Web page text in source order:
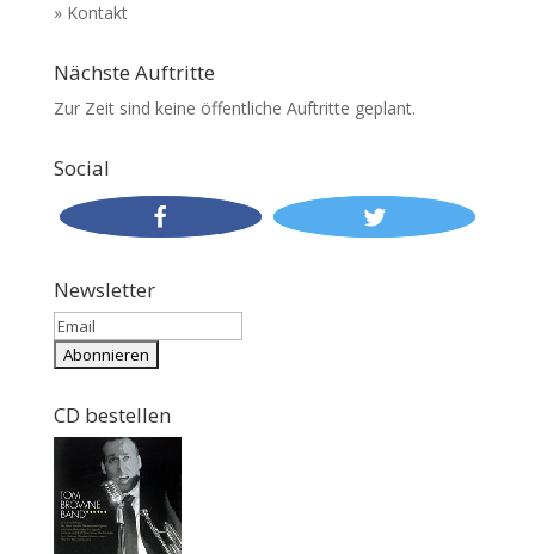
» Kontakt
Nächste Auftritte
Zur Zeit sind keine öffentliche Auftritte geplant.
Social
Newsletter
CD bestellen